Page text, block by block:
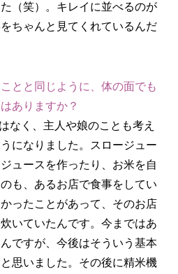
（笑）。キレイに並べるのが
ちゃんと見てくれているんだ
とと同じように、体の面でも
ありますか？
なく、主人や娘のことも考え
になりました。スロージュー
ュースを作ったり、お米を自
も、あるお店で食事をしてい
ったことがあって、そのお店
いていたんです。今まではあ
ですが、今後はそういう基本
思いました。その後に精米機